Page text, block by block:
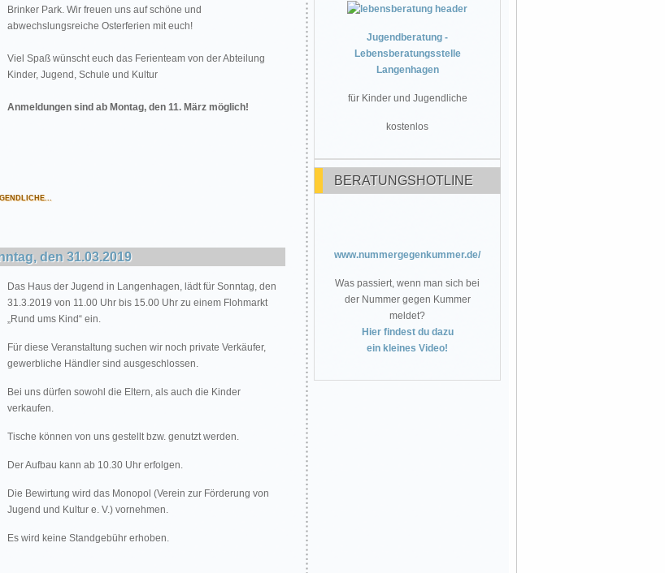
Brinker Park. Wir freuen uns auf schöne und
abwechslungsreiche Osterferien mit euch!
Viel Spaß wünscht euch das Ferienteam von der Abteilung
Kinder, Jugend, Schule und Kultur
Anmeldungen sind ab Montag, den 11. März möglich!
den 31.03.2019
Das Haus der Jugend in Langenhagen, lädt für Sonntag, den
31.3.2019 von 11.00 Uhr bis 15.00 Uhr zu einem Flohmarkt
„Rund ums Kind“ ein.
Für diese Veranstaltung suchen wir noch private Verkäufer,
gewerbliche Händler sind ausgeschlossen.
Bei uns dürfen sowohl die Eltern, als auch die Kinder
verkaufen.
Tische können von uns gestellt bzw. genutzt werden.
Der Aufbau kann ab 10.30 Uhr erfolgen.
Die Bewirtung wird das Monopol (Verein zur Förderung von
Jugend und Kultur e. V.) vornehmen.
Es wird keine Standgebühr erhoben.
Jugendberatung -
Lebensberatungsstelle
Langenhagen
für Kinder und Jugendliche
kostenlos
BERATUNGSHOTLINE
www.nummergegenkummer.de/
Was passiert, wenn man sich bei
der Nummer gegen Kummer
meldet?
Hier findest du dazu
ein kleines Video!